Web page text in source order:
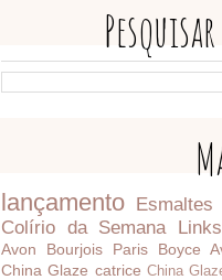
lançamento Esmaltes
Colírio da Semana
Avon Bourjois Paris Boyce
China Glaze catrice China